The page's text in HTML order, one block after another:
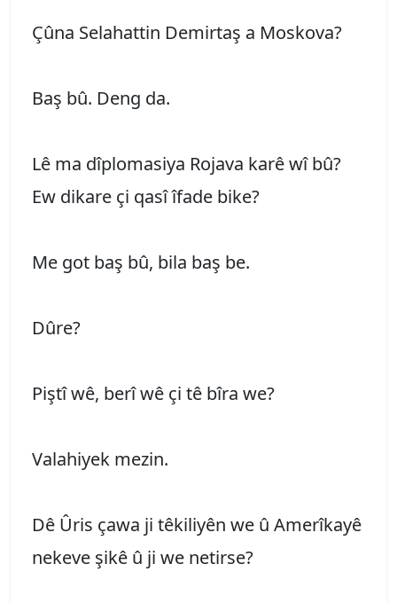
Çûna Selahattin Demirtaş a Moskova?
Baş bû. Deng da.
Lê ma dîplomasiya Rojava karê wî bû?
Ew dikare çi qasî îfade bike?
Me got baş bû, bila baş be.
Dûre?
Piştî wê, berî wê çi tê bîra we?
Valahiyek mezin.
Dê Ûris çawa ji têkiliyên we û Amerîkayê
nekeve şikê û ji we netirse?